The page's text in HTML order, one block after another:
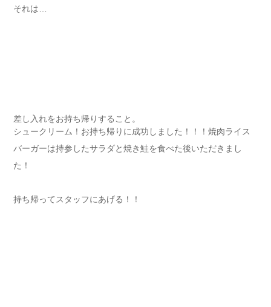
それは…
差し入れをお持ち帰りすること。
シュークリーム！お持ち帰りに成功しました！！！焼肉ライス
バーガーは持参したサラダと焼き鮭を食べた後いただきまし
た！
持ち帰ってスタッフにあげる！！